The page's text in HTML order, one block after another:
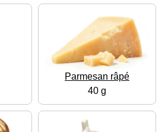
Parmesan râpé
40 g